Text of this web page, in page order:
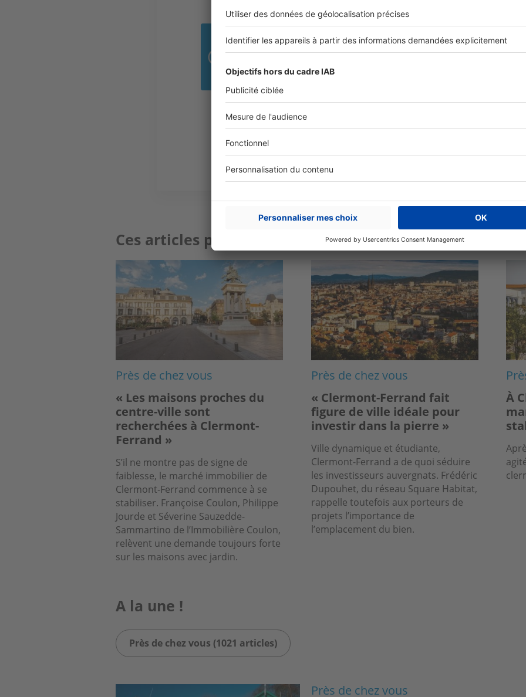
762 €/m²
C’est le prix moyen à Pontaumur.
Plus de conseils
Ces articles peuvent vous intéresser
Image
Près de chez vous
« Les maisons proches du
centre-ville sont
recherchées à Clermont-
Ferrand »
S’il ne montre pas de signe de
faiblesse, le marché immobilier de
Clermont-Ferrand commence à se
stabiliser. Françoise Coulon, Philippe
Jourde et Séverine Sauzedde-
Sammartino de l’Immobilière Coulon,
relèvent une demande toujours forte
sur les maisons avec jardin.
Près de chez vous
« Clermont-Ferrand fait
figure de ville idéale pour
investir dans la pierre »
Ville dynamique et étudiante,
Clermont-Ferrand a de quoi séduire
les investisseurs auvergnats. Frédéric
Dupouhet, du réseau Square Habitat,
rappelle toutefois aux porteurs de
projets l’importance de
l’emplacement du bien.
À
A la une !
Près de chez vous (1021 articles)
Image Près de chez vous